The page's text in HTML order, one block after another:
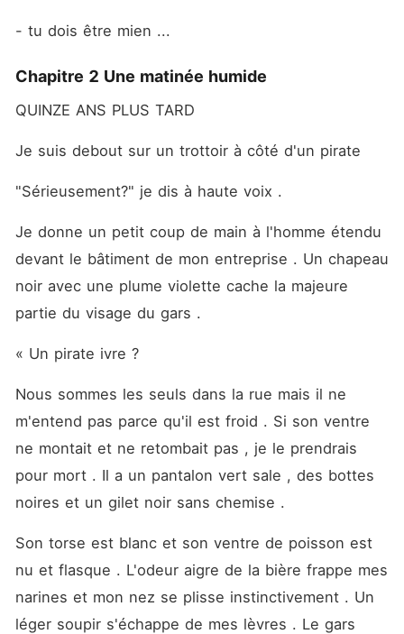
- tu dois être mien ...
Chapitre 2 Une matinée humide
QUINZE ANS PLUS TARD
Je suis debout sur un trottoir à côté d'un pirate
"Sérieusement?" je dis à haute voix .
Je donne un petit coup de main à l'homme étendu
devant le bâtiment de mon entreprise . Un chapeau
noir avec une plume violette cache la majeure
partie du visage du gars .
« Un pirate ivre ?
Nous sommes les seuls dans la rue mais il ne
m'entend pas parce qu'il est froid . Si son ventre
ne montait et ne retombait pas , je le prendrais
pour mort . Il a un pantalon vert sale , des bottes
noires et un gilet noir sans chemise .
Son torse est blanc et son ventre de poisson est
nu et flasque . L'odeur aigre de la bière frappe mes
narines et mon nez se plisse instinctivement . Un
léger soupir s'échappe de mes lèvres . Le gars